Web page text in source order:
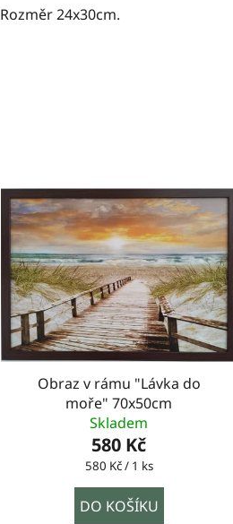
Rozměr 24x30cm.
Obraz v rámu "Lávka do
moře" 70x50cm
Skladem
580 Kč
Měrná
580 Kč / 1 ks
DO KOŠÍKU